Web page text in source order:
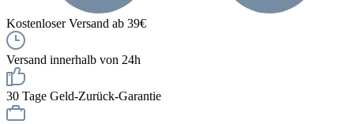
Kostenloser Versand ab 39€
Versand innerhalb von 24h
30 Tage Geld-Zurück-Garantie